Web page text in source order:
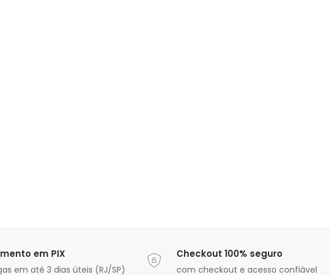
em PIX
em até 3 dias úteis (RJ/SP)
Checkout 100% seguro
com checkout e acesso confiável